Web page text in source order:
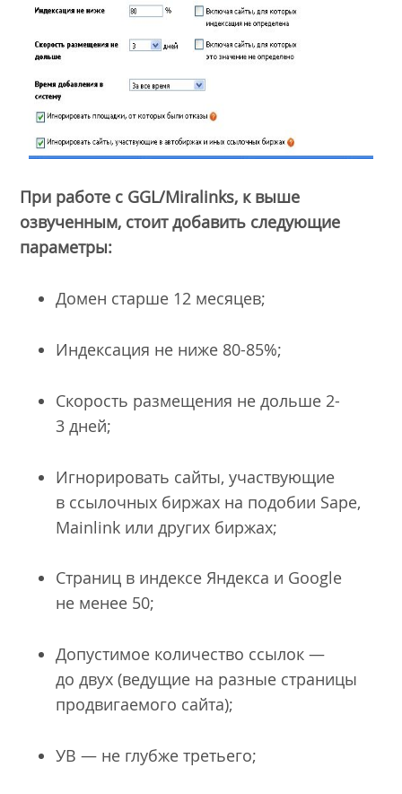
При работе с GGL/Miralinks, к выше
озвученным, стоит добавить следующие
параметры:
Домен старше 12 месяцев;
Индексация не ниже 80-85%;
Скорость размещения не дольше 2-
3 дней;
Игнорировать сайты, участвующие
в ссылочных биржах на подобии Sape,
Mainlink или других биржах;
Страниц в индексе Яндекса и Google
не менее 50;
Допустимое количество ссылок —
до двух (ведущие на разные страницы
продвигаемого сайта);
УВ — не глубже третьего;